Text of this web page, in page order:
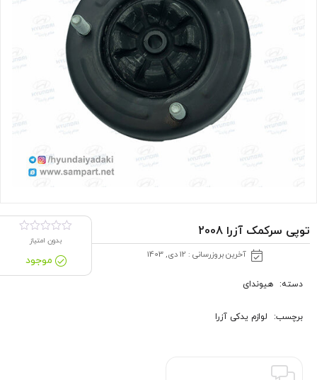
توپی سرکمک آزرا 2008
آخرین بروزرسانی : 12 دی, 1403
بدون امتیاز
موجود
دسته: هیوندای
برچسب: لوازم یدکی آزرا